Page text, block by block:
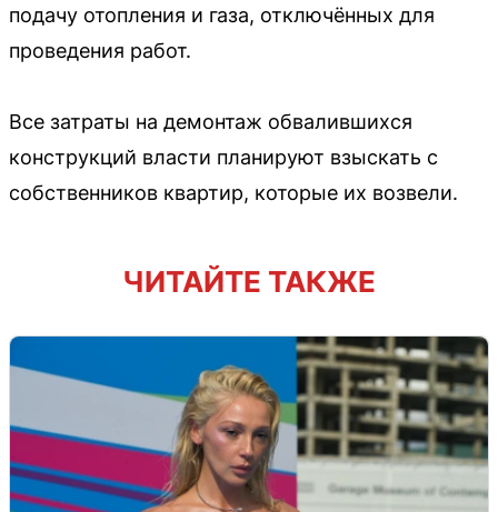
подачу отопления и газа, отключённых для
проведения работ.
Все затраты на демонтаж обвалившихся
конструкций власти планируют взыскать с
собственников квартир, которые их возвели.
ЧИТАЙТЕ ТАКЖЕ